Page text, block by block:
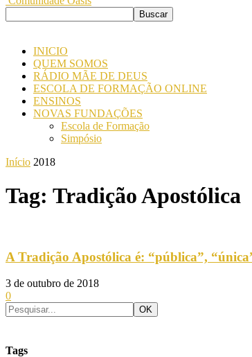
INICIO
QUEM SOMOS
RÁDIO MÃE DE DEUS
ESCOLA DE FORMAÇÃO ONLINE
ENSINOS
NOVAS FUNDAÇÕES
Escola de Formação
Simpósio
Início 2018
Tag: Tradição Apostólica
A Tradição Apostólica é: “pública”,
3 de outubro de 2018
0
Tags